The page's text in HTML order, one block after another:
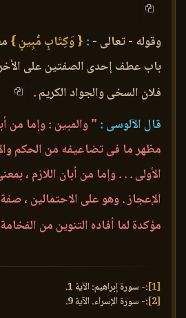
وقوله - تعالى - : { وَكِتَابٍ مُّبِينٍ }
باب عطف إحدى الصفتين على
فلان السخى والجواد الكريم .
قال الآلوسى : " والمبين : وإما من
مظهر ما فى تضاعيفه من الحكم
الأولى . . . وإما من أبان اللازم ،
الإعجاز . وهو على الاحتمالين ،
مؤكدة لما أفاده التنوين من
[1] :- سورة إبراهيم: الآية 1.
[2] :- سورة الإسراء. الآية 9.